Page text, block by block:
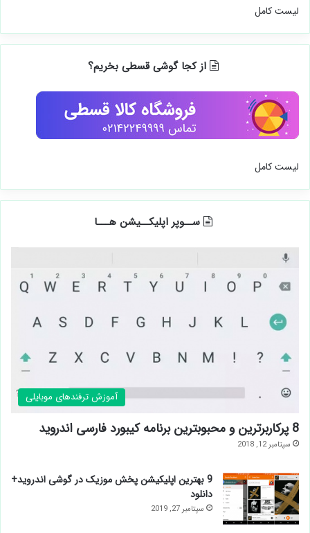
لیست کامل
از کجا گوشی قسطی بخریم؟
لیست کامل
ســوپر اپلیکــیشن هـــا
آموزش ترفندهای موبایلی
8 پرکاربرترین و محبوبترین برنامه کیبورد فارسی اندروید
سپتامبر 12, 2018
9 بهترین اپلیکیشن پخش موزیک در گوشی اندروید+
دانلود
سپتامبر 27, 2019